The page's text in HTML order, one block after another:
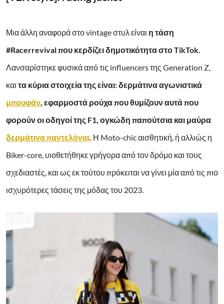
Μια άλλη αναφορά στο vintage στυλ είναι η τάση
#Racerrevival που κερδίζει δημοτικότητα στο TikTok.
Λανσαρίστηκε φυσικά από τις influencers της Generation Z,
και τα κύρια στοιχεία της είναι: δερμάτινα αγωνιστικά
μπουφάν , εφαρμοστά ρούχα που θυμίζουν αυτά που
φορούν οι οδηγοί της F1, ογκώδη παπούτσια και μαύρα
δερμάτινα παντελόνια Η Moto-chic αισθητική, ή αλλιώς η
Biker-core, υιοθετήθηκε γρήγορα από τον δρόμο και τους
σχεδιαστές, και ως εκ τούτου πρόκειται να γίνει μία από τις πιο
ισχυρότερες τάσεις της μόδας του 2023.